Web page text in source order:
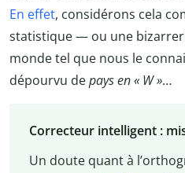
En effet, considérons cela
statistique — ou une
monde tel que nous le
dépourvu depays en « W »…
Correcteur intelligent :
Un doute quant à